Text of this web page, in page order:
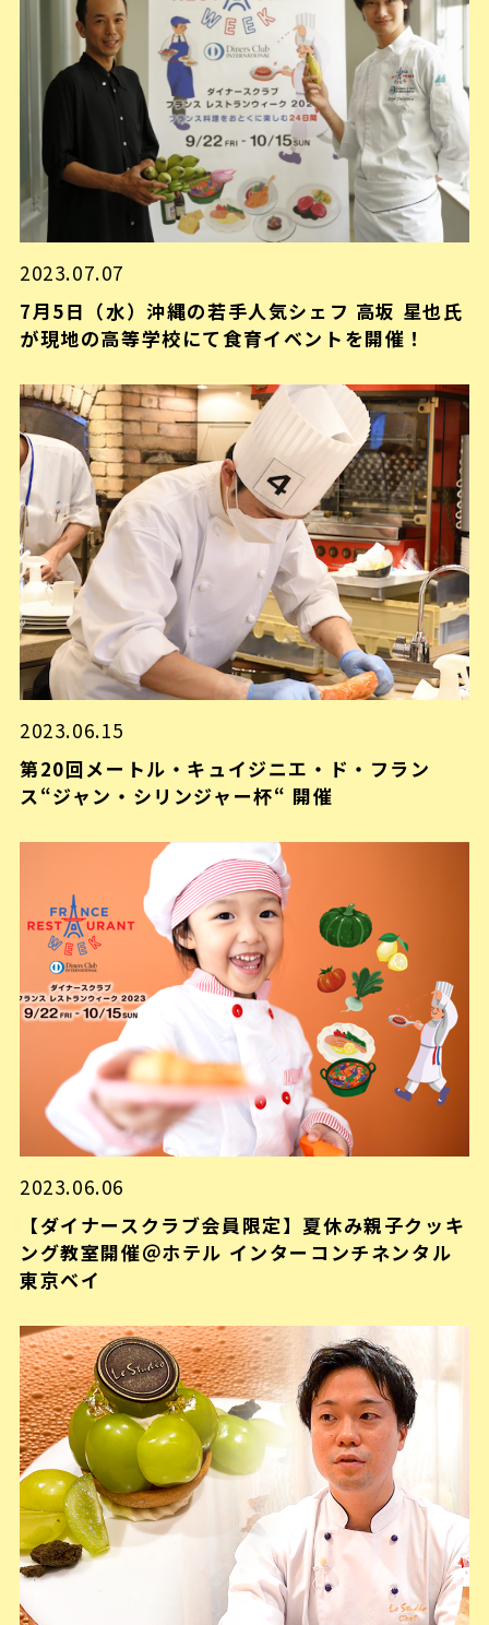
2023.07.07
7月5日（水）沖縄の若手人気シェフ 高坂 星也氏
が現地の高等学校にて食育イベントを開催！
2023.06.15
第20回メートル・キュイジニエ・ド・フラン
ス“ジャン・シリンジャー杯“ 開催
2023.06.06
【ダイナースクラブ会員限定】夏休み親子クッキ
ング教室開催＠ホテル インターコンチネンタル
東京ベイ